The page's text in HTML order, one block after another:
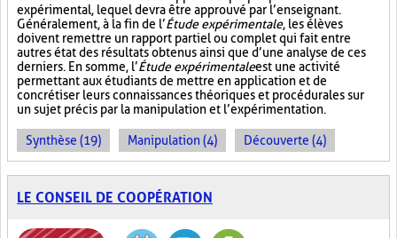
expérimental, lequel devra être approuvé par l’enseignant.
Généralement, à la fin de l’Étude expérimentale, les élèves
doivent remettre un rapport partiel ou complet qui fait entre
autres état des résultats obtenus ainsi que d’une analyse de ces
derniers. En somme, l’Étude expérimentaleest une activité
permettant aux étudiants de mettre en application et de
concrétiser leurs connaissances théoriques et procédurales sur
un sujet précis par la manipulation et l’expérimentation.
Synthèse (19) Manipulation (4) Découverte (4)
LE CONSEIL DE COOPÉRATION